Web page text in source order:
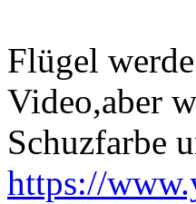
Flügel
Video,aber
Schuzfarbe
https://